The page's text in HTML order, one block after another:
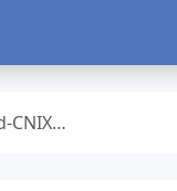
专线-限时折扣优惠